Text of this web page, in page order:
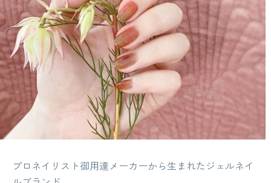
プロネイリスト御用達メーカーから生まれたジェルネイ